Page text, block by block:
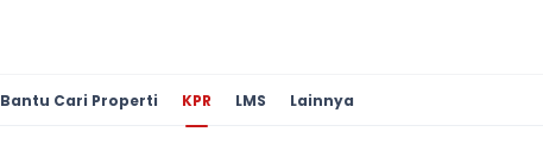
Bantu Cari Properti KPR LMS Lainnya